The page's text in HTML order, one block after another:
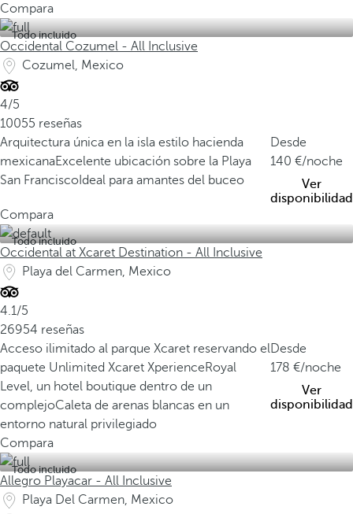
Compara
Todo incluido
Occidental Cozumel - All Inclusive
Cozumel, Mexico
4/5
10055 reseñas
Arquitectura única en la isla estilo hacienda
mexicanaExcelente ubicación sobre la Playa
San Francisco Ideal para amantes del buceo
Desde
140
/noche
Ver
disponibilidad
Compara
Todo incluido
Occidental at Xcaret Destination - All Inclusive
Playa del Carmen, Mexico
4.1/5
26954 reseñas
Acceso ilimitado al parque Xcaret reservando el
paquete Unlimited Xcaret XperienceRoyal
Level, un hotel boutique dentro de un
complejoCaleta de arenas blancas en un
entorno natural privilegiado
Desde
178
/noche
Ver
disponibilidad
Compara
Todo incluido
Allegro Playacar - All Inclusive
Playa Del Carmen, Mexico